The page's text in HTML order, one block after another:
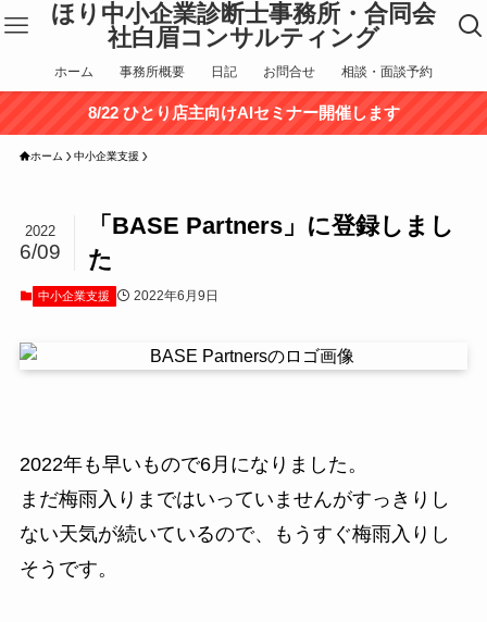
ほり中小企業診断士事務所・合同会
社白眉コンサルティング
ホーム 事務所概要 日記 お問合せ 相談・面談予約
8/22 ひとり店主向けAIセミナー開催します
ホーム 中小企業支援
「BASE Partners」に登録しまし
た
2022
6/09
中小企業支援 2022年6月9日
2022年も早いもので6月になりました。
まだ梅雨入りまではいっていませんがすっきりし
ない天気が続いているので、もうすぐ梅雨入りし
そうです。